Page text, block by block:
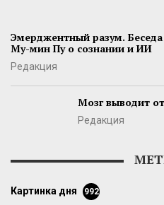
Эмерджентный разум.
Му-мин Пу о сознании и ИИ
Редакция
Мозг выводит
Редакция
картинка дня 992